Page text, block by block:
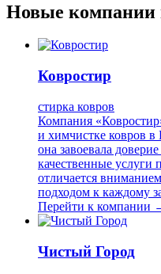
Новые компании
Ковростир
стирка ковров
Компания
и химчистке ковров в
она завоевала
качественные
отличается
подходом к каждому
Перейти к компании
Чистый Город